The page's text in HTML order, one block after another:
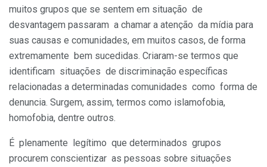
muitos grupos que se sentem em situação de
desvantagem passaram a chamar a atenção da mídia para
suas causas e comunidades, em muitos casos, de forma
extremamente bem sucedidas. Criaram-se termos que
identificam situações de discriminação específicas
relacionadas a determinadas comunidades como forma de
denuncia. Surgem, assim, termos como islamofobia,
homofobia, dentre outros.
É plenamente legítimo que determinados grupos
procurem conscientizar as pessoas sobre situações